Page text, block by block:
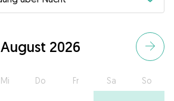
August 2026
Mi Do Fr Sa So